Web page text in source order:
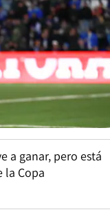
a ganar, pero está
la Copa